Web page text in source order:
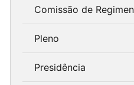
Comissão de
Pleno
Presidência